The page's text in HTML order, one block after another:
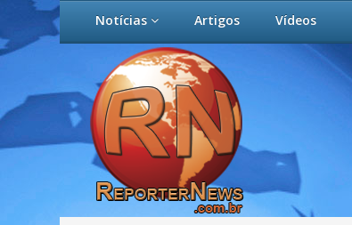
Notícias Artigos Vídeos